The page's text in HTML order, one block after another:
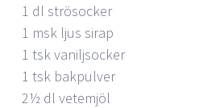
1 dl strösocker
1 msk ljus sirap
1 tsk vaniljsocker
1 tsk bakpulver
2½ dl vetemjöl